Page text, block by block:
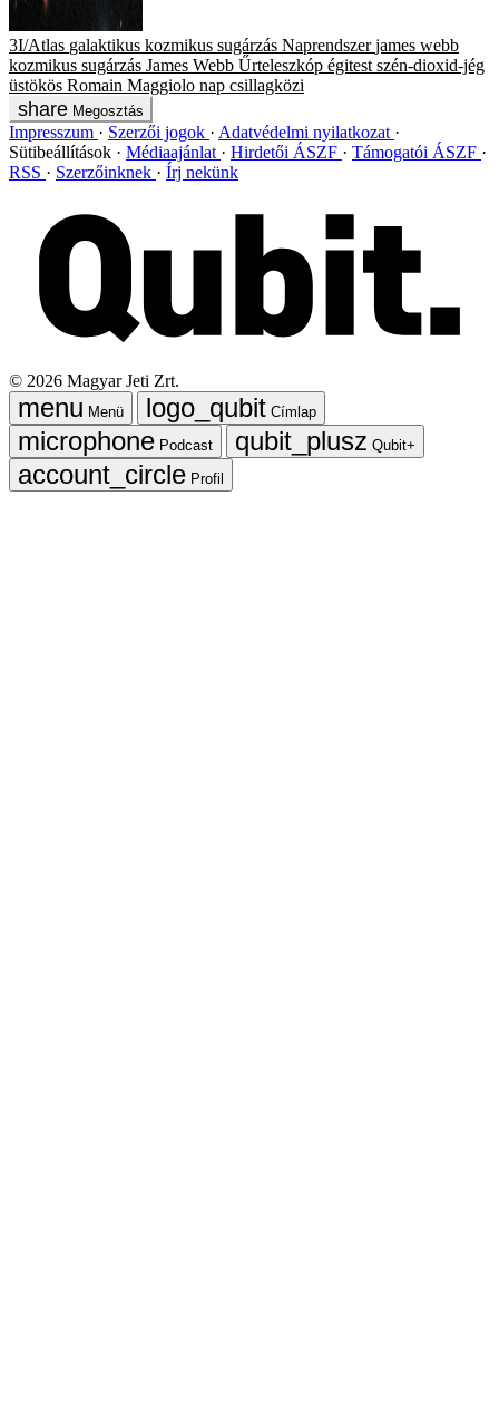
3I/Atlas galaktikus kozmikus sugárzás Naprendszer james webb
kozmikus sugárzás James Webb Űrteleszkóp égitest szén-dioxid-jég
üstökös Romain Maggiolo nap csillagközi
Megosztás
Impresszum Szerzői jogok
Adatvédelmi nyilatkozat
Sütibeállítások
Médiaajánlat Hirdetői ÁSZF
Támogatói ÁSZF
RSS
Szerzőinknek Írj nekünk
© 2026 Magyar Jeti Zrt.
Menü
Címlap
Podcast
Qubit+
Profil